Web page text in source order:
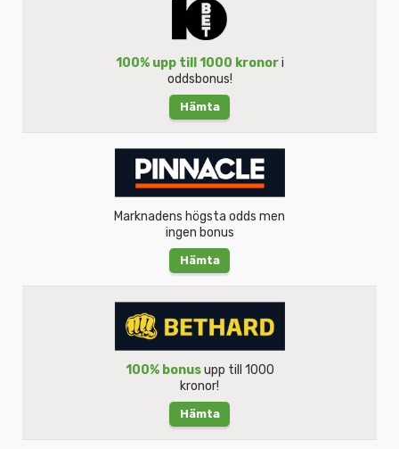
100% upp till 1000 kronori
oddsbonus!
Hämta
Marknadens högsta odds men
ingen bonus
Hämta
100% bonusupp till 1000
kronor!
Hämta